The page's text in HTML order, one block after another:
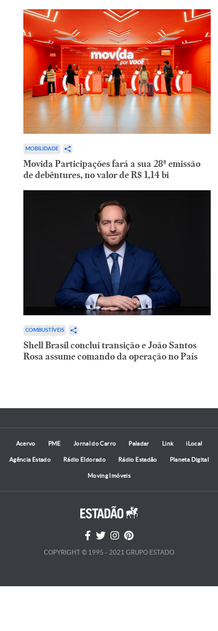
MOBILIDADE
Movida Participações fará a sua 28ª emissão
de debêntures, no valor de R$ 1,14 bi
COMBUSTÍVEIS
Shell Brasil conclui transição e João Santos
Rosa assume comando da operação no País
Acervo PME Jornal do Carro Paladar Link iLocal
Agência Estado Rádio Eldorado Rádio Estadão Planeta Digital
Moving Imóveis
COPYRIGHT © 1995 - 2021 GRUPO ESTADO